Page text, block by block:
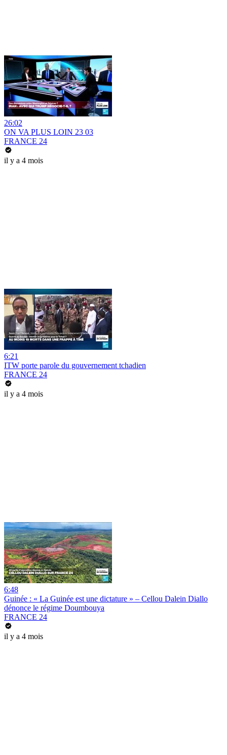
26:02
ON VA PLUS LOIN 23 03
FRANCE 24
il y a 4 mois
6:21
ITW porte parole du gouvernement tchadien
FRANCE 24
il y a 4 mois
6:48
Guinée : « La Guinée est une dictature » – Cellou Dalein Diallo
dénonce le régime Doumbouya
FRANCE 24
il y a 4 mois